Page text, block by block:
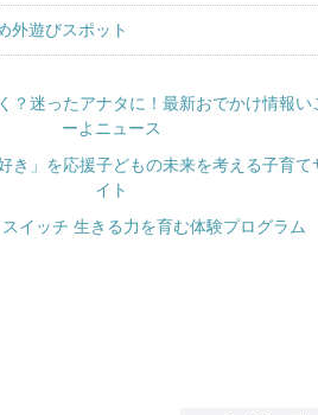
外遊びスポット